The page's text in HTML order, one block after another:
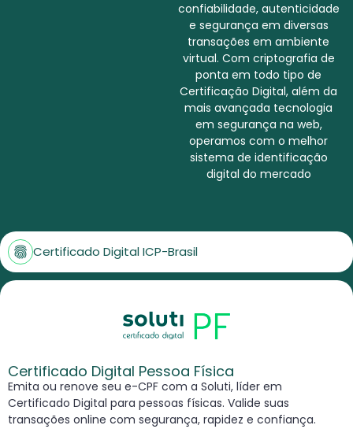
confiabilidade, autenticidade
e segurança em diversas
transações em ambiente
virtual. Com criptografia de
ponta em todo tipo de
Certificação Digital, além da
mais avançada tecnologia
em segurança na web,
operamos com o melhor
sistema de identificação
digital do mercado
Certificado Digital ICP-Brasil
Certificado Digital Pessoa Física
Emita ou renove seu e-CPF com a Soluti, líder em
Certificado Digital para pessoas físicas. Valide suas
transações online com segurança, rapidez e confiança.